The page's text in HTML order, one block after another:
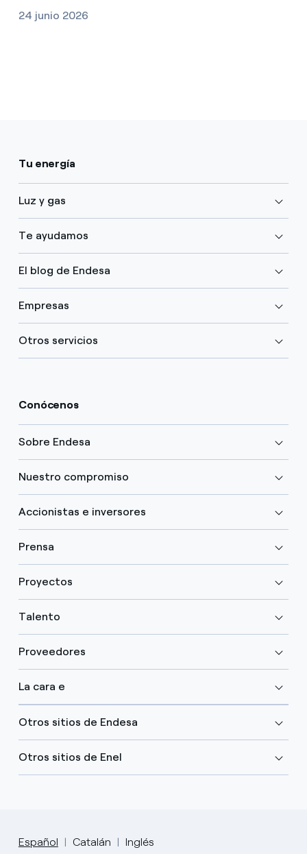
24 junio 2026
Tu energía
Luz y gas
Te ayudamos
El blog de Endesa
Empresas
Otros servicios
Conócenos
Sobre Endesa
Nuestro compromiso
Accionistas e inversores
Prensa
Proyectos
Talento
Proveedores
La cara e
Otros sitios de Endesa
Otros sitios de Enel
Español Catalán Inglés